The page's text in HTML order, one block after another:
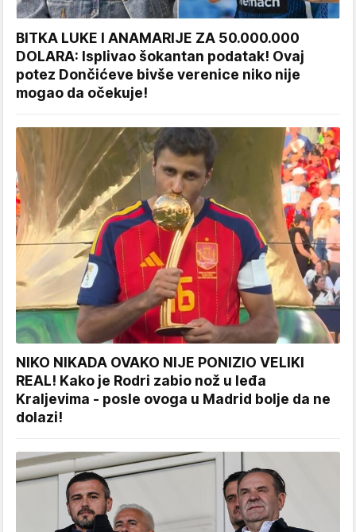
BITKA LUKE I ANAMARIJE ZA 50.000.000
DOLARA: Isplivao šokantan podatak! Ovaj
potez Dončićeve bivše verenice niko nije
mogao da očekuje!
NIKO NIKADA OVAKO NIJE PONIZIO VELIKI
REAL! Kako je Rodri zabio nož u leđa
Kraljevima - posle ovoga u Madrid bolje da ne
dolazi!